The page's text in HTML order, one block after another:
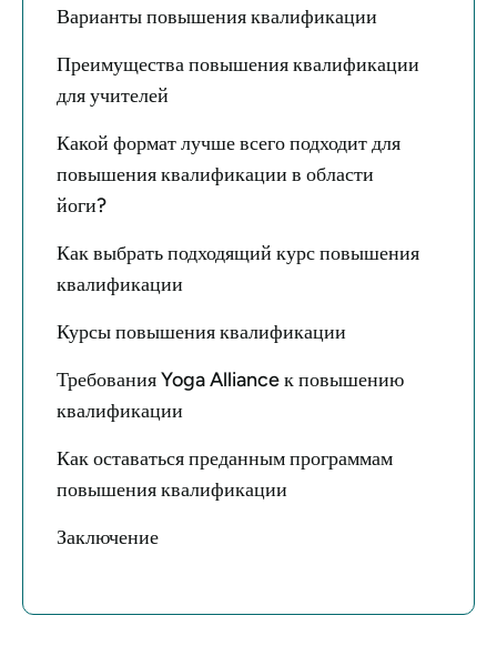
Варианты повышения квалификации
Преимущества повышения квалификации
для учителей
Какой формат лучше всего подходит для
повышения квалификации в области
йоги?
Как выбрать подходящий курс повышения
квалификации
Курсы повышения квалификации
Требования Yoga Alliance к повышению
квалификации
Как оставаться преданным программам
повышения квалификации
Заключение